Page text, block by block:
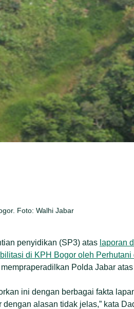
Foto: Walhi Jabar
penyidikan (SP3) atas laporan
di KPH Bogor oleh Perhutani
Polda Jabar
ini dengan berbagai fakta
alasan tidak jelas,” kata